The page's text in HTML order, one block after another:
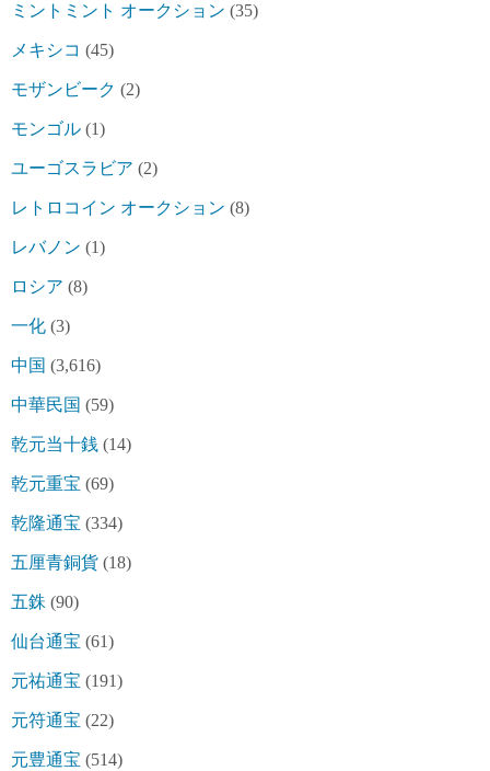
ミントミント オークション (35)
メキシコ (45)
モザンビーク (2)
モンゴル (1)
ユーゴスラビア (2)
レトロコイン オークション (8)
レバノン (1)
ロシア (8)
一化 (3)
中国 (3,616)
中華民国 (59)
乾元当十銭 (14)
乾元重宝 (69)
乾隆通宝 (334)
五厘青銅貨 (18)
五銖 (90)
仙台通宝 (61)
元祐通宝 (191)
元符通宝 (22)
元豊通宝 (514)